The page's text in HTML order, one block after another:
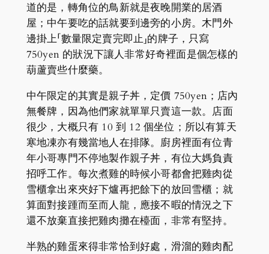
道的是，轉角位的鳥新就是夜晚開業的居酒
屋；中午要吃的話就要到邊旁的小房。木門外
邊掛上「數量限定賣完即止」的牌子，只寫
750yen 的狀況下讓人非常好奇裡面是個怎樣的
葫蘆賣些什麼藥。
中午限定的其實是親子丼，定價 750yen；店內
無餐牌，因為他們家就單單只賣這一款。店面
很少，大概只有 10 到 12 個坐位；所以有算天
寒地凍亦有幾當地人在排隊。廚房裡面有位青
年小哥專門不停地製作親子丼，有位大媽負責
招呼工作。每次煮雞的時候小哥都會把雞肉從
雪櫃拿出來夾好下爐再把餘下的放回雪櫃；就
算面對接踵而至而人龍，應接不暇的情況之下
還不放棄直接把雞肉攤在檯面，非常有堅持。
半熟的雞蛋來得非常恰到好處，滑溜的雞肉配